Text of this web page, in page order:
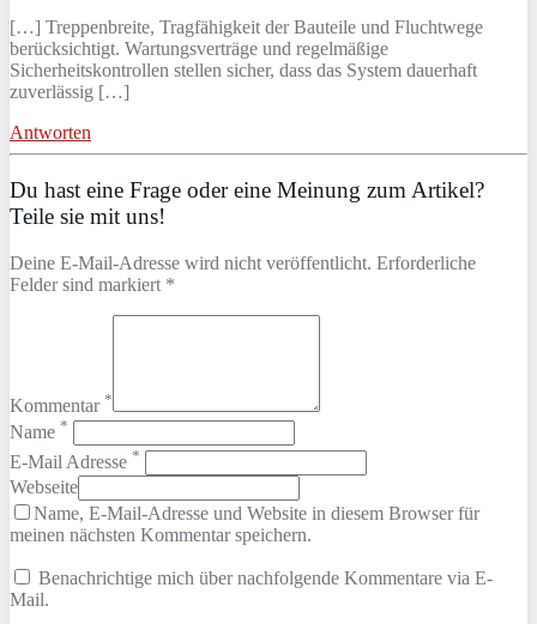
[…] Treppenbreite, Tragfähigkeit der Bauteile und Fluchtwege
berücksichtigt. Wartungsverträge und regelmäßige
Sicherheitskontrollen stellen sicher, dass das System dauerhaft
zuverlässig […]
Antworten
Du hast eine Frage oder eine Meinung zum Artikel?
Teile sie mit uns!
Deine E-Mail-Adresse wird nicht veröffentlicht. Erforderliche
Felder sind markiert *
Kommentar *
Name *
E-Mail Adresse *
Webseite
Name, E-Mail-Adresse und Website in diesem Browser für
meinen nächsten Kommentar speichern.
Benachrichtige mich über nachfolgende Kommentare via E-
Mail.